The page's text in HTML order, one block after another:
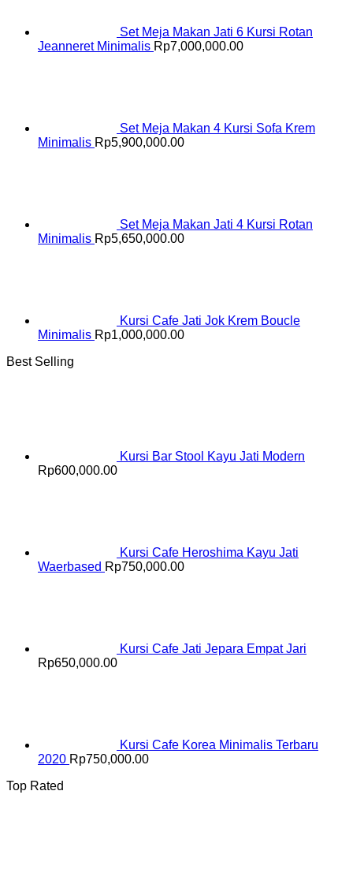
Set Meja Makan Jati 6 Kursi Rotan
Jeanneret Minimalis Rp7,000,000.00
Set Meja Makan 4 Kursi Sofa Krem
Minimalis Rp5,900,000.00
Set Meja Makan Jati 4 Kursi Rotan
Minimalis Rp5,650,000.00
Kursi Cafe Jati Jok Krem Boucle
Minimalis Rp1,000,000.00
Best Selling
Kursi Bar Stool Kayu Jati Modern
Rp600,000.00
Kursi Cafe Heroshima Kayu Jati
Waerbased Rp750,000.00
Kursi Cafe Jati Jepara Empat Jari
Rp650,000.00
Kursi Cafe Korea Minimalis Terbaru
2020 Rp750,000.00
Top Rated